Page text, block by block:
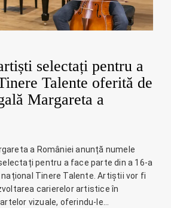
selectați pentru a
Talente oferită de
Margareta a
a României anunță numele
pentru a face parte din a 16-a
Tinere Talente. Artiștii vor fi
carierelor artistice în
vizuale, oferindu-le…